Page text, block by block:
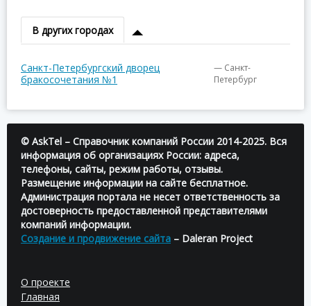
В других городах
Санкт-Петербургский дворец
бракосочетания №1
— Санкт-
Петербург
© AskTel – Справочник компаний России 2014-2025. Вся
информация об организациях России: адреса,
телефоны, сайты, режим работы, отзывы.
Размещение информации на сайте бесплатное.
Администрация портала не несет ответственность за
достоверность предоставленной представителями
компаний информации.
Создание и продвижение сайта – Daleran Project
О проекте
Главная